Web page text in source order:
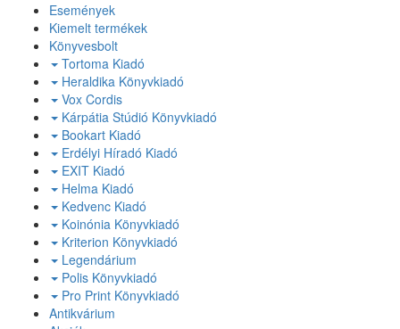
Események
Kiemelt termékek
Könyvesbolt
Tortoma Kiadó
Heraldika Könyvkiadó
Vox Cordis
Kárpátia Stúdió Könyvkiadó
Bookart Kiadó
Erdélyi Híradó Kiadó
EXIT Kiadó
Helma Kiadó
Kedvenc Kiadó
Koinónia Könyvkiadó
Kriterion Könyvkiadó
Legendárium
Polis Könyvkiadó
Pro Print Könyvkiadó
Antikvárium